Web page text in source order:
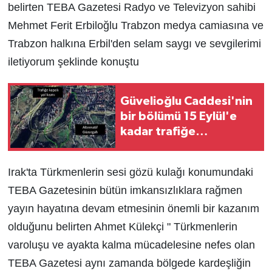
belirten TEBA Gazetesi Radyo ve Televizyon sahibi
Mehmet Ferit Erbiloğlu Trabzon medya camiasına ve
Trabzon halkına Erbil'den selam saygı ve sevgilerimi
iletiyorum şeklinde konuştu
Güvelioğlu Caddesi'nin
bir bölümü 15 Eylül'e
kadar trafiğe
Irak'ta Türkmenlerin sesi gözü kulağı konumundaki
TEBA Gazetesinin bütün imkansızlıklara rağmen
yayın hayatına devam etmesinin önemli bir kazanım
olduğunu belirten Ahmet Külekçi " Türkmenlerin
varoluşu ve ayakta kalma mücadelesine nefes olan
TEBA Gazetesi aynı zamanda bölgede kardeşliğin